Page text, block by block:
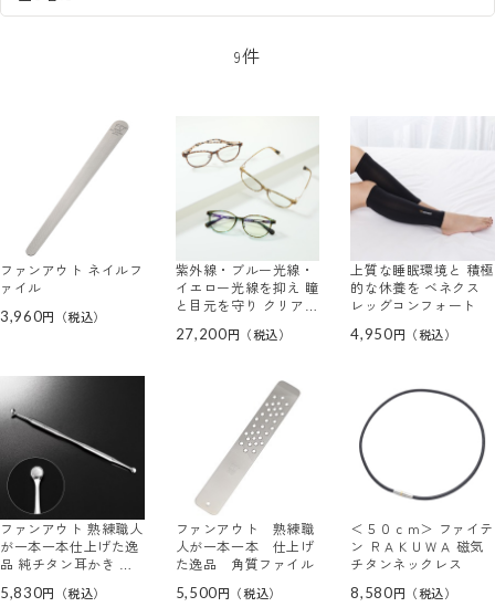
9件
ファンアウト ネイルフ
ァイル
3,960
紫外線・ブルー光線・
イエロー光線を抑え 瞳
と目元を守り クリアな
アイブレラクリアソフ
27,200
上質な睡眠環境と 積極
的な休養を ベネクス
レッグコンフォート
4,950
ファンアウト 熟練職人
が一本一本仕上げた逸
品 純チタン耳かき 大
5,830
ファンアウト 熟練職
人が一本一本 仕上げ
た逸品 角質ファイル
5,500
＜５０ｃｍ＞ ファイテ
ン ＲＡＫＵＷＡ 磁気
チタンネックレス
8,580